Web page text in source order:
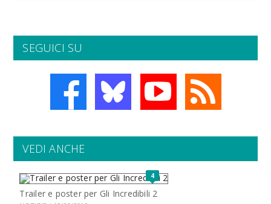
SEGUICI SU
VEDI ANCHE
4
Trailer e poster per Gli Incredibili 2